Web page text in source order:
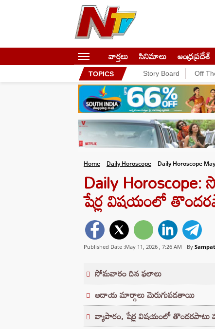
వార్తలు సినిమాలు ఆంధ్రప్రదేశ్
TOPICS Story Board Off
Home Daily Horoscope Daily Horoscope
Daily
షేర్ల విషయంలో
Published Date :May 11, 2026 , 7:26 AM By
సోమవారం దిన ఫలాలు
ఆదాయ మార్గాలు మెరుగుపడతాయి
వ్యాపారం, షేర్ల విషయంలో తొందరపాటు